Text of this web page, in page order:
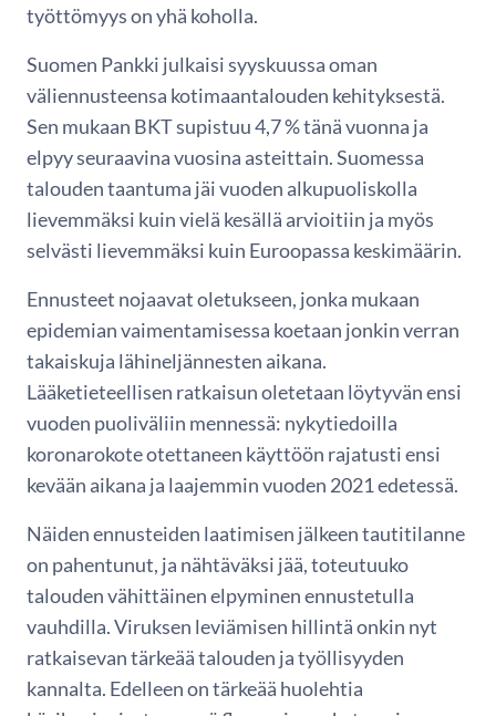
työttömyys on yhä koholla.
Suomen Pankki julkaisi syyskuussa oman
väliennusteensa kotimaantalouden kehityksestä.
Sen mukaan BKT supistuu 4,7 % tänä vuonna ja
elpyy seuraavina vuosina asteittain. Suomessa
talouden taantuma jäi vuoden alkupuoliskolla
lievemmäksi kuin vielä kesällä arvioitiin ja myös
selvästi lievemmäksi kuin Euroopassa keskimäärin.
Ennusteet nojaavat oletukseen, jonka mukaan
epidemian vaimentamisessa koetaan jonkin verran
takaiskuja lähineljännesten aikana.
Lääketieteellisen ratkaisun oletetaan löytyvän ensi
vuoden puoliväliin mennessä: nykytiedoilla
koronarokote otettaneen käyttöön rajatusti ensi
kevään aikana ja laajemmin vuoden 2021 edetessä.
Näiden ennusteiden laatimisen jälkeen tautitilanne
on pahentunut, ja nähtäväksi jää, toteutuuko
talouden vähittäinen elpyminen ennustetulla
vauhdilla. Viruksen leviämisen hillintä onkin nyt
ratkaisevan tärkeää talouden ja työllisyyden
kannalta. Edelleen on tärkeää huolehtia